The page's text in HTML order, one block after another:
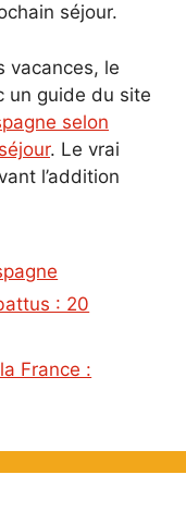
séjour.
vacances, le
un guide du site
selon
. Le vrai
l’addition
: 20
France :